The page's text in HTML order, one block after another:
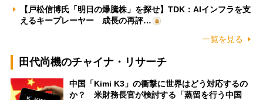
【戸松信博氏「明日の爆騰株」を探せ】TDK：AIインフラを支
えるキープレーヤー 成長の再評…
一覧を見る
田代尚機のチャイナ・リサーチ
中国「Kimi K3」の衝撃に世界はどう対応するの
か？ 米財務長官が検討する「蒸留を行う中国